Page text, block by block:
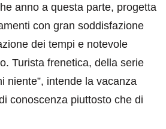
anno a questa parte, progetta
con gran soddisfazione
dei tempi e notevole
Turista frenetica, della serie
niente”, intende la vacanza
conoscenza piuttosto che di